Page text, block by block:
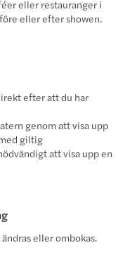
eller restauranger i
eller efter showen.
efter att du har
genom att visa upp
giltig
att visa upp en
eller ombokas.